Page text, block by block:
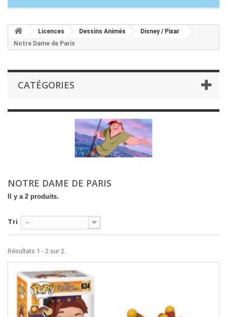
Licences Dessins Animés
Disney / Pixar
Notre Dame de Paris
CATÉGORIES
NOTRE DAME DE PARIS
Il y a 2 produits.
Tri --
Résultats 1 - 2 sur 2.